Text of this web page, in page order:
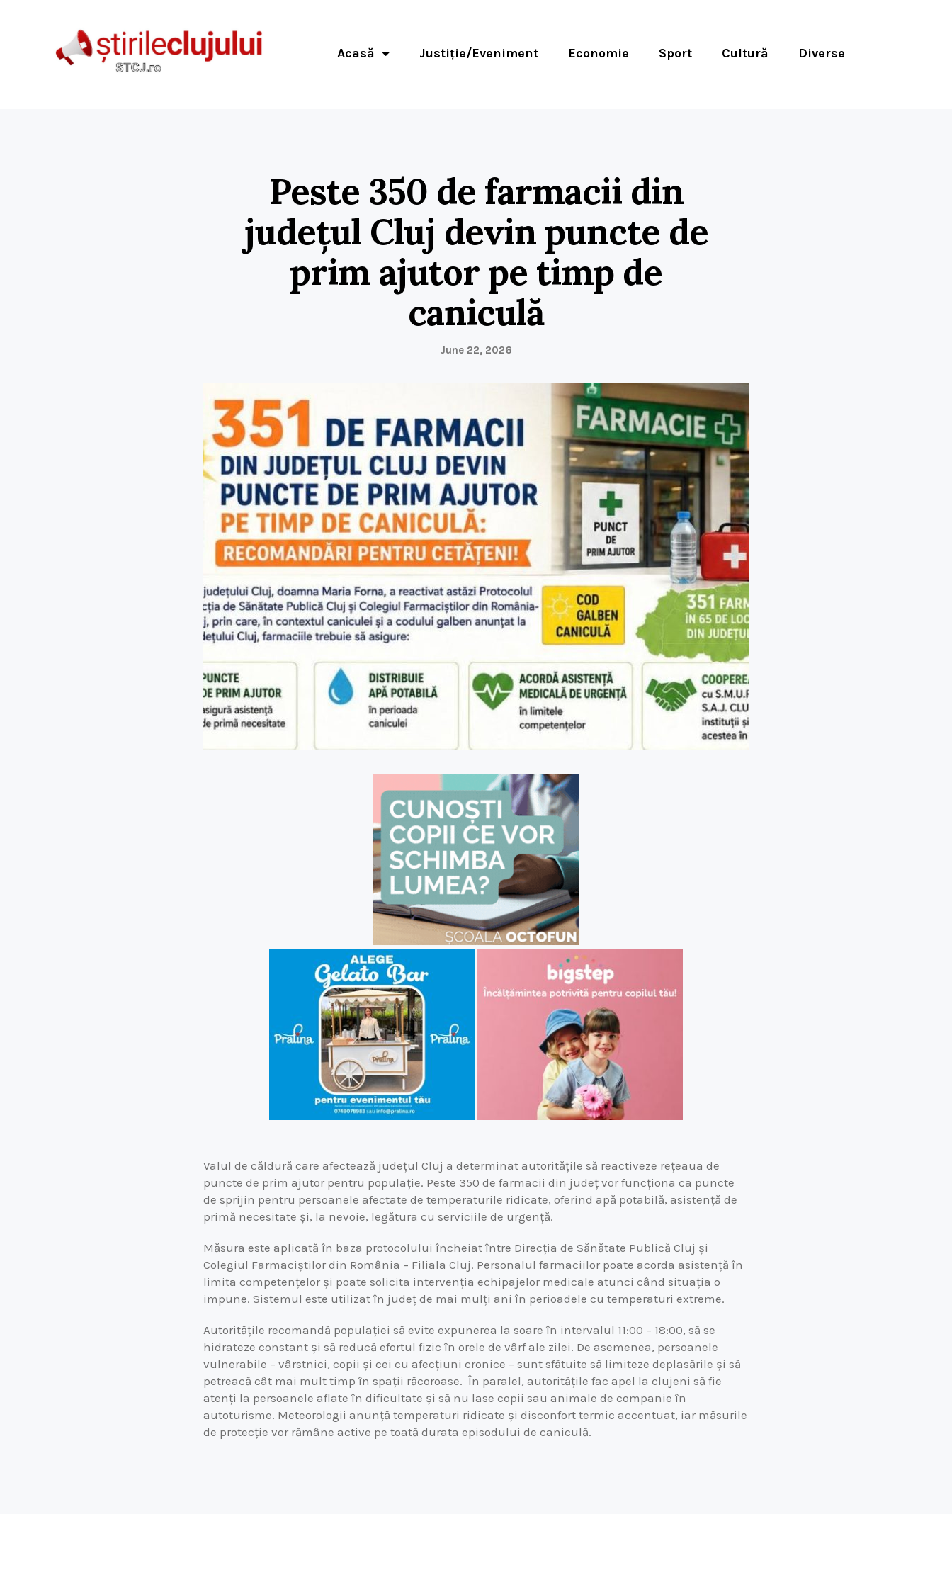
Acasă Justiție/Eveniment Economie Sport Cultură Diverse
Peste 350 de farmacii din
județul Cluj devin puncte de
prim ajutor pe timp de
caniculă
June 22, 2026
Valul de căldură care afectează județul Cluj a determinat autoritățile să reactiveze rețeaua de
puncte de prim ajutor pentru populație. Peste 350 de farmacii din județ vor funcționa ca puncte
de sprijin pentru persoanele afectate de temperaturile ridicate, oferind apă potabilă, asistență de
primă necesitate și, la nevoie, legătura cu serviciile de urgență.
Măsura este aplicată în baza protocolului încheiat între Direcția de Sănătate Publică Cluj și
Colegiul Farmaciștilor din România – Filiala Cluj. Personalul farmaciilor poate acorda asistență în
limita competențelor și poate solicita intervenția echipajelor medicale atunci când situația o
impune. Sistemul este utilizat în județ de mai mulți ani în perioadele cu temperaturi extreme.
Autoritățile recomandă populației să evite expunerea la soare în intervalul 11:00 – 18:00, să se
hidrateze constant și să reducă efortul fizic în orele de vârf ale zilei. De asemenea, persoanele
vulnerabile – vârstnici, copii și cei cu afecțiuni cronice – sunt sfătuite să limiteze deplasările și să
petreacă cât mai mult timp în spații răcoroase. În paralel, autoritățile fac apel la clujeni să fie
atenți la persoanele aflate în dificultate și să nu lase copii sau animale de companie în
autoturisme. Meteorologii anunță temperaturi ridicate și disconfort termic accentuat, iar măsurile
de protecție vor rămâne active pe toată durata episodului de caniculă.